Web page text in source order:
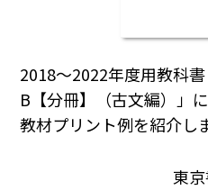
2018～2022年度用教科
B【分冊】（古文編）」
教材プリント例を紹介し
東